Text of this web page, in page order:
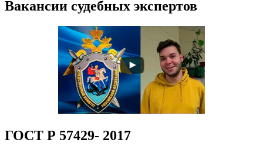
Вакансии судебных экспертов
ГОСТ Р 57429- 2017